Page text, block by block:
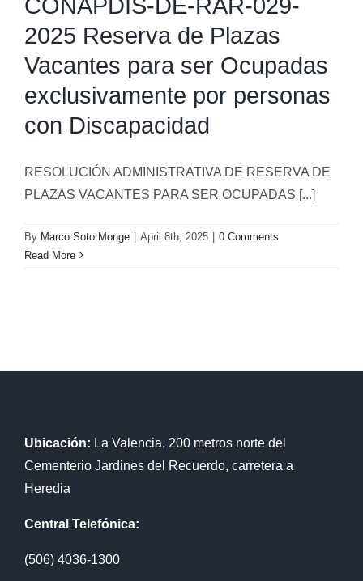
CONAPDIS-DE-RAR-029-
2025 Reserva de Plazas
Vacantes para ser Ocupadas
exclusivamente por personas
con Discapacidad
RESOLUCIÓN ADMINISTRATIVA DE RESERVA DE
PLAZAS VACANTES PARA SER OCUPADAS [...]
By Marco Soto Monge April 8th, 2025
0 Comments
Read More
Ubicación: La Valencia, 200 metros norte del
Cementerio Jardines del Recuerdo, carretera a
Heredia
Central Telefónica:
(506) 4036-1300